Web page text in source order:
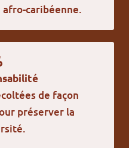
caribéenne.
de façon
préserver la